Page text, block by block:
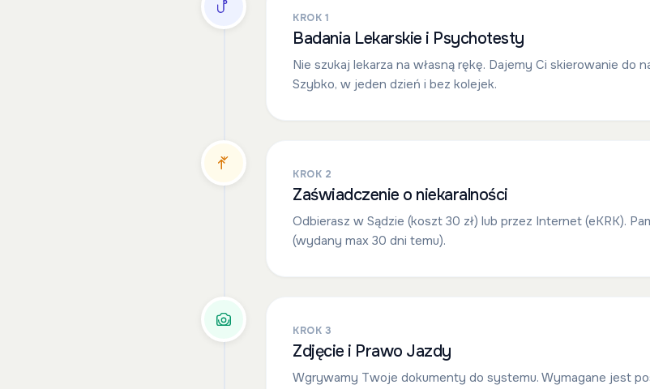
KROK 1
Badania Lekarskie i Psychotesty
Nie szukaj lekarza na własną rękę. Dajemy Ci skierowanie do
Szybko, w jeden dzień i bez kolejek.
KROK 2
Zaświadczenie o niekaralności
Odbierasz w Sądzie (koszt 30 zł) lub przez Internet (eKRK).
(wydany max 30 dni temu).
KROK 3
Zdjęcie i Prawo Jazdy
Wgrywamy Twoje dokumenty do systemu. Wymagane jest